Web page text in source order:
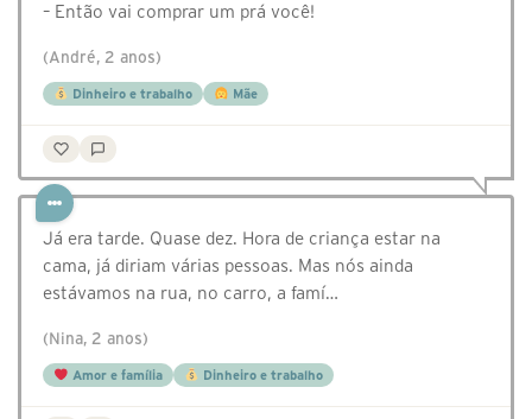
– Então vai comprar um prá você!
(André, 2 anos)
Dinheiro e trabalho Mãe
Já era tarde. Quase dez. Hora de criança estar na
cama, já diriam várias pessoas. Mas nós ainda
estávamos na rua, no carro, a famí…
(Nina, 2 anos)
Amor e família Dinheiro e trabalho